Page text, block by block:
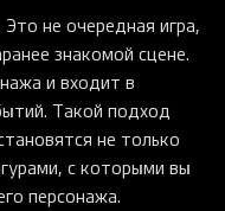
Это не очередная игра,
знакомой сцене.
и входит в
Такой подход
не только
с которыми вы
персонажа.